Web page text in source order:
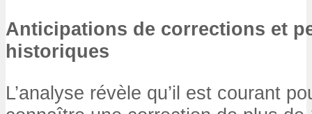
Anticipations de corrections et
historiques
L’analyse révèle qu’il est courant